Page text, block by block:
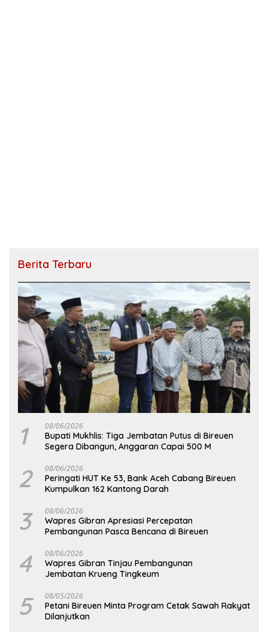
Berita Terbaru
1 08/06/2026
Bupati Mukhlis: Tiga Jembatan Putus di Bireuen
Segera Dibangun, Anggaran Capai 500 M
2 08/06/2026
Peringati HUT Ke 53, Bank Aceh Cabang Bireuen
Kumpulkan 162 Kantong Darah
3 08/06/2026
Wapres Gibran Apresiasi Percepatan
Pembangunan Pasca Bencana di Bireuen
4 08/06/2026
Wapres Gibran Tinjau Pembangunan
Jembatan Krueng Tingkeum
5 08/05/2026
Petani Bireuen Minta Program Cetak Sawah Rakyat
Dilanjutkan